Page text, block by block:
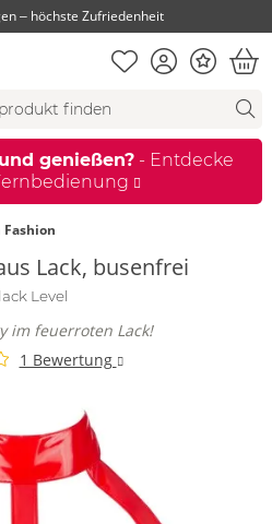
‒ höchste Zufriedenheit
Merkliste
KontoBonus
genießen?- Entdecke
Fashion
Lack, busenfrei
Level
im feuerroten Lack!
1 Bewertung